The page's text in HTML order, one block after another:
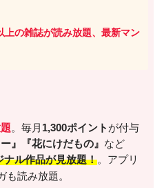
:U-NEXT
上の雑誌が読み放題、最新マン
。毎月 1,300ポイント が付与
』 『花にけだもの』 など
ナル作品が見放題！。アプリ
も読み放題。